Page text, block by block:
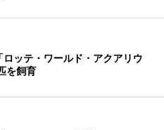
ッテ・ワールド・アクアリウ
を飼育